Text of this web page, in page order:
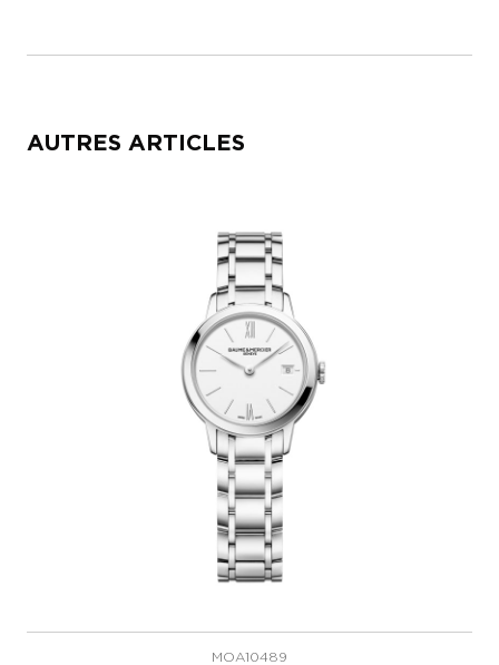
AUTRES ARTICLES
MOA10489